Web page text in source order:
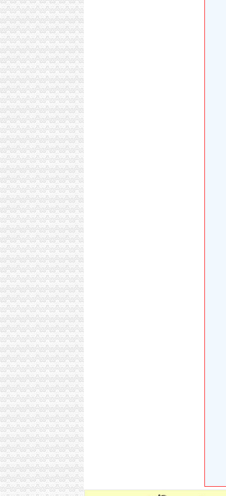
渝州路歇台子商铺出售,歇台子轻轨站出入口一手
九龙坡区渝州路街道所需办公家具询价采购（
艺术生大学毕业超半数转行男模开环卫车（图）-
重庆公司变更：重庆九龙坡石桥铺渝州路公司注
（出件）渝州路（渝中区段）拓宽改造工程办事
重庆市九龙坡区渝州路126号附8-10-1号办公用房
九龙坡区渝州路街道办_电话_地址|在哪里_上班
九龙坡区渝州路办公设备询价采购（CQJLP-
渝州路4号一城精英25-18怎么去,联通业务办理的
【渝州路天天快递|渝州路天天快递电话】-今题渝
【重庆渝州路二手转让公司_执照转让_交易市场
渝州路举办曲艺讲座重庆曲艺协会副主席刘怀云
九龙坡区渝州路街道办事处办公电脑竞价公告_
连夜洗脸4小时重庆渝州路名人雕塑焕然一新（图
杭州汇大设备有限公司重庆办-重庆市渝州路35
渝州路街道举办“唱响渝州路”声乐大赛-镇街新闻
重庆早景观大道渝州路拓宽在即沿途几百棵大树
市整办周赞处长检查高新区渝州路房屋立面整及
【重庆渝州路商务办公家具公司|办公家具厂|办
改造渝州路石油路渝中将办25件实事-恒大都市
【九龙坡区渝州路街道办招聘保安,重庆君健物业
渝州路街道举办关注民生缩小差距科普日宣活动